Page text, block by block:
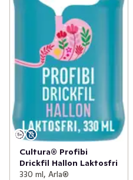
Cultura® Profibi
Drickfil Hallon Laktosfri
330 ml, Arla®